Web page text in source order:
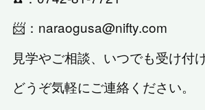
📨：naraogusa@nifty.com
見学やご相談、いつでも受け付
どうぞ気軽にご連絡ください。